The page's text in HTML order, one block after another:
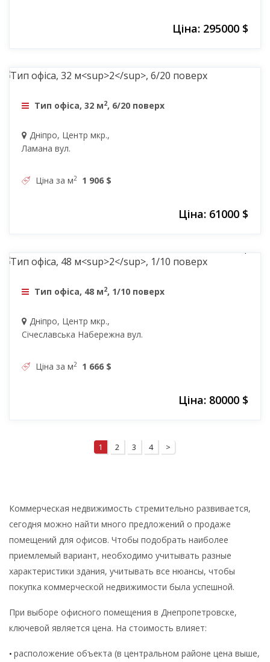
Ціна: 295000 $
Ціна: 61000 $
Тип офіса, 32 м2, 6/20 поверх
Дніпро, Центр мкр.,
Ламана вул.
Ціна за м2 1 906 $
Ціна: 80000 $
Тип офіса, 48 м2, 1/10 поверх
Дніпро, Центр мкр.,
Січеславська Набережна вул.
Ціна за м2 1 666 $
1 2 3 4 >
Коммерческая недвижимость стремительно развивается,
сегодня можно найти много предложений о продаже
помещений для офисов. Чтобы подобрать наиболее
приемлемый вариант, необходимо учитывать разные
характеристики здания, учитывать все нюансы, чтобы
покупка коммерческой недвижимости была успешной.
При выборе офисного помещения в Днепропетровске,
ключевой является цена. На стоимость влияет:
• расположение объекта (в центральном районе цена выше,